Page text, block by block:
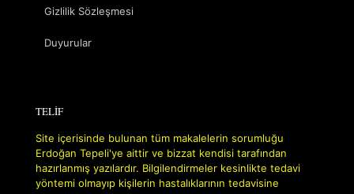
Gizlilik Sözleşmesi
Duyurular
TELİF
Site içerisinde bulunan tüm makalelerin sorumluğu
Erdoğan Tepeli'ye aittir ve bizzat kendisi tarafından
hazırlanmış yazılardır. Bilgilendirmeler kesinlikte tedavi
yöntemi olmayıp kişilerin hastalıklarının tedavisine